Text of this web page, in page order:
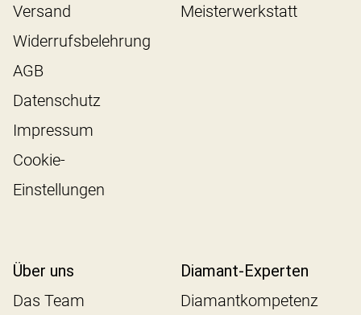
Versand
Widerrufsbelehrung
AGB
Datenschutz
Impressum
Cookie-
Einstellungen
Meisterwerkstatt
Über uns
Das Team
Diamant-Experten
Diamantkompetenz